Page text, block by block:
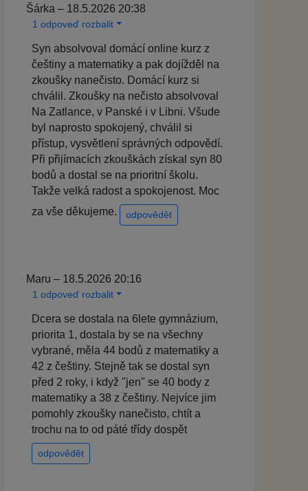
Šárka – 18.5.2026 20:38
1 odpoveď rozbalit
Syn absolvoval domácí online kurz z
češtiny a matematiky a pak dojížděl na
zkoušky nanečisto. Domácí kurz si
chválil. Zkoušky na nečisto absolvoval
Na Zatlance, v Panské i v Libni. Všude
byl naprosto spokojený, chválil si
přístup, vysvětlení správných odpovědí.
Při přijímacích zkouškách získal syn 80
bodů a dostal se na prioritní školu.
Takže velká radost a spokojenost. Moc
za vše děkujeme.
odpovědět
Maru – 18.5.2026 20:16
1 odpoveď rozbalit
Dcera se dostala na 6lete gymnázium,
priorita 1, dostala by se na všechny
vybrané, měla 44 bodů z matematiky a
42 z češtiny. Stejně tak se dostal syn
před 2 roky, i když "jen" se 40 body z
matematiky a 38 z češtiny. Nejvíce jim
pomohly zkoušky nanečisto, chtít a
trochu na to od páté třídy dospět
odpovědět